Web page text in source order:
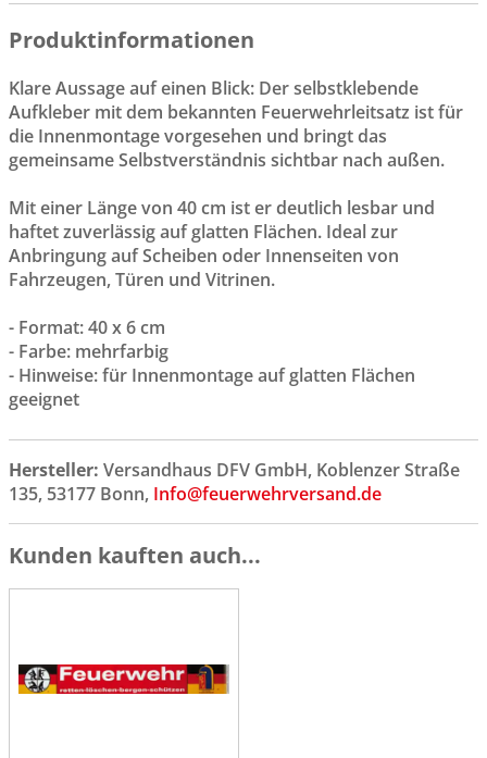
Produktinformationen
Klare Aussage auf einen Blick: Der selbstklebende
Aufkleber mit dem bekannten Feuerwehrleitsatz ist für
die Innenmontage vorgesehen und bringt das
gemeinsame Selbstverständnis sichtbar nach außen.
Mit einer Länge von 40 cm ist er deutlich lesbar und
haftet zuverlässig auf glatten Flächen. Ideal zur
Anbringung auf Scheiben oder Innenseiten von
Fahrzeugen, Türen und Vitrinen.
- Format: 40 x 6 cm
- Farbe: mehrfarbig
- Hinweise: für Innenmontage auf glatten Flächen
geeignet
Hersteller: Versandhaus DFV GmbH, Koblenzer Straße
135, 53177 Bonn, Info@feuerwehrversand.de
Kunden kauften auch...